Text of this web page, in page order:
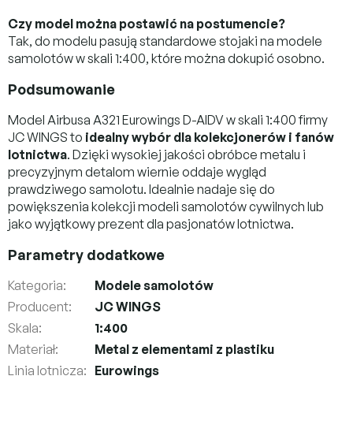
Czy model można postawić na postumencie?
Tak, do modelu pasują standardowe stojaki na modele
samolotów w skali 1:400, które można dokupić osobno.
Podsumowanie
Model Airbusa A321 Eurowings D-AIDV w skali 1:400 firmy
JC WINGS to idealny wybór dla kolekcjonerów i fanów
lotnictwa. Dzięki wysokiej jakości obróbce metalu i
precyzyjnym detalom wiernie oddaje wygląd
prawdziwego samolotu. Idealnie nadaje się do
powiększenia kolekcji modeli samolotów cywilnych lub
jako wyjątkowy prezent dla pasjonatów lotnictwa.
Parametry dodatkowe
Kategoria:
Modele samolotów
Producent:
JC WINGS
Skala:
1:400
Materiał:
Metal z elementami z plastiku
Linia lotnicza: Eurowings